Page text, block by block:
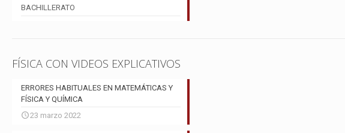
BACHILLERATO
FÍSICA CON VIDEOS EXPLICATIVOS
ERRORES HABITUALES EN MATEMÁTICAS Y
FÍSICA Y QUÍMICA
23 marzo 2022